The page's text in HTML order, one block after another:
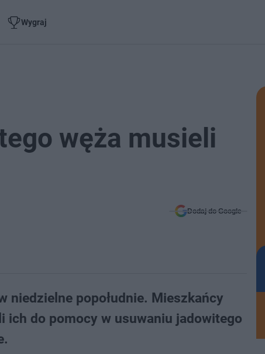
Wygraj
węża musieli
Dodaj do Google
niedzielne popołudnie. Mieszkańcy
ich do pomocy w usuwaniu jadowitego